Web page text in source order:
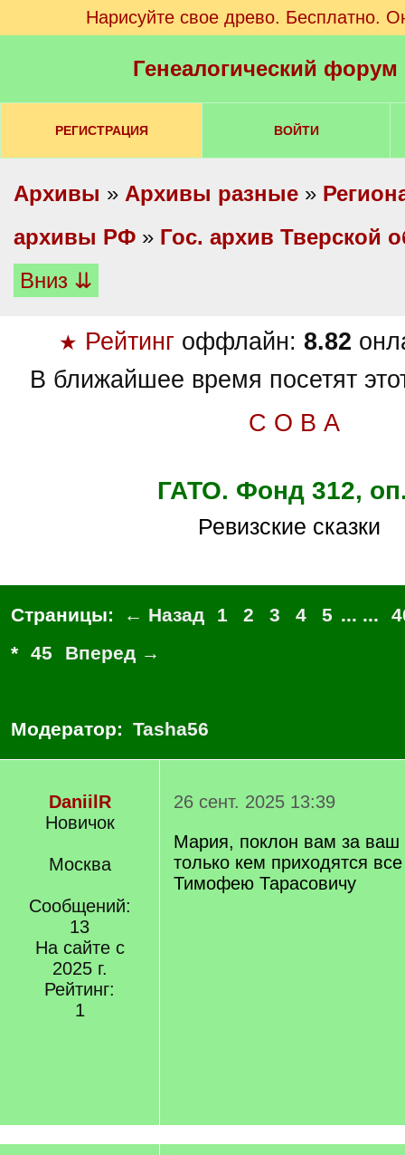
Нарисуйте свое древо. Бесплатно.
Генеалогический
РЕГИСТРАЦИЯ ВОЙТИ
Архивы » Архивы разные »
архивы РФ » Гос. архив Тверской
Вниз ⇊
★ Рейтинг оффлайн: 8.82
В ближайшее время посетят
С О В А
ГАТО. Фонд 312,
Ревизские сказки
Страницы: ← Назад 1 2 3 4 5 ... ...
*
45 Вперед →
Модератор: Tasha56
DaniilR
Новичок
Москва
Сообщений:
13
На сайте с
2025 г.
Рейтинг:
1
26 сент. 2025 13:39
Мария, поклон вам за ваш
только кем приходятся
Тимофею Тарасовичу